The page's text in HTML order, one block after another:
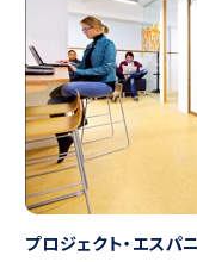
プロジェクト・エスパ